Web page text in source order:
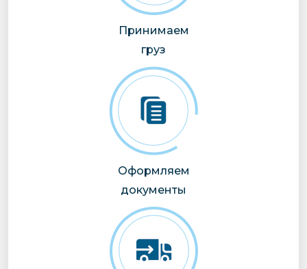
Принимаем
груз
Оформляем
документы